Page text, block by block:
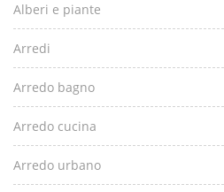
Alberi e piante
Arredi
Arredo bagno
Arredo cucina
Arredo urbano